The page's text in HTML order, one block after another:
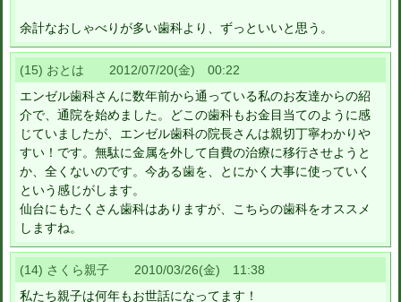
余計なおしゃべりが多い歯科より、ずっといいと思う。
(15) おとは 2012/07/20(金) 00:22
エンゼル歯科さんに数年前から通っている私のお友達からの紹
介で、通院を始めました。どこの歯科もお金目当てのように感
じていましたが、エンゼル歯科の院長さんは親切丁寧わかりや
すい！です。無駄に金属を外して自費の治療に移行させようと
か、全くないのです。今ある歯を、とにかく大事に使っていく
という感じがします。
仙台にもたくさん歯科はありますが、こちらの歯科をオススメ
しますね。
(14) さくら親子 2010/03/26(金) 11:38
私たち親子は何年もお世話になってます！